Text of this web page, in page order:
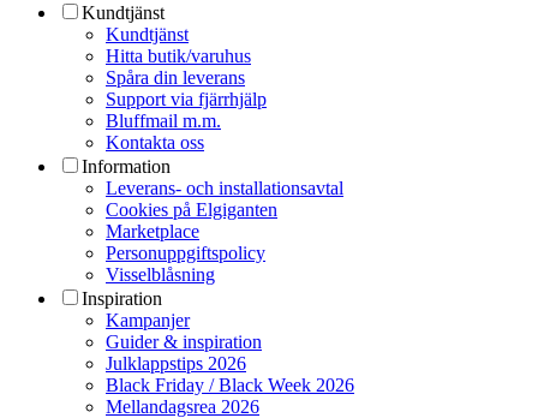
Kundtjänst
Kundtjänst
Hitta butik/varuhus
Spåra din leverans
Support via fjärrhjälp
Bluffmail m.m.
Kontakta oss
Information
Leverans- och installationsavtal
Cookies på Elgiganten
Marketplace
Personuppgiftspolicy
Visselblåsning
Inspiration
Kampanjer
Guider & inspiration
Julklappstips 2026
Black Friday / Black Week 2026
Mellandagsrea 2026